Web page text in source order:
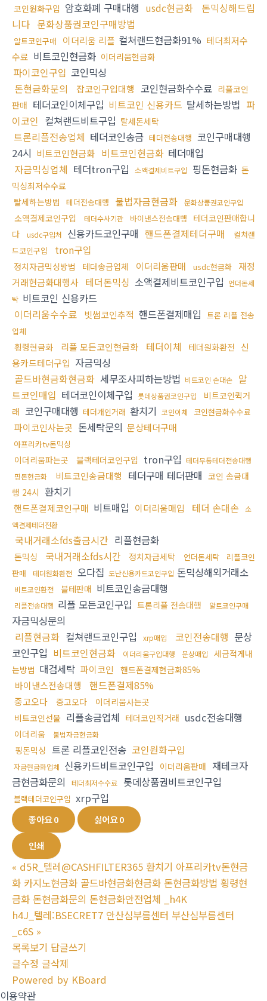
코인원화구입 암호화폐 구매대행 usdc현금화
돈믹싱해드립
니다 문화상품권코인구매방법
알트코인구매 이더리움 리플 컬쳐랜드현금화91% 테더최저수
수료 비트코인현금화 이더리움현금화
파이코인구입 코인믹싱
돈현금화문의
잡코인구입대행 코인현금화수수료 리플코인
판매 테더코인이체구입 비트코인 신용카드 탈세하는방법 파
이코인 컬쳐랜드비트구입 탈세돈세탁
트론리플전송업체 테더코인송금 테더전송대행 코인구매대행
24시 비트코인현금화 비트코인현금화 테더매입
자금믹싱업체 테더tron구입 소액결제비트구입 핑돈현금화 돈
믹싱최저수수료
탈세하는방법
테더전송대행 불법자금현금화 문화상품권코인구입
소액결제코인구입 테더수사기관 바이낸스전송대행
테더코인판매합니
다
usdc구입처 신용카드코인구매 핸드폰결제테더구매
컬쳐랜
드코인구입
tron구입
정치자금믹싱방법 테더송금업체 이더리움판매 usdc현금화
재정
거래현금화대행사 테더돈믹싱 소액결제비트코인구입 언더돈세
탁 비트코인 신용카드
이더리움수수료
빗썸코인추적 핸드폰결제매입 트론 리플 전송
업체
횡령현금화 리플 모든코인현금화 테더이체 테더원화환전 신
용카드테더구입 자금믹싱
골드바현금화현금화 세무조사피하는방법 비트코인 손대손
알
트코인매입 테더코인이체구입 롯데상품권코인구입
비트코인퀵거
래 코인구매대행 테더개인거래 환치기 코인이체 코인현금화수수료
파이코인사는곳 돈세탁문의 문상테더구매
아프리카tv돈믹싱
이더리움파는곳 블랙테더코인구입 tron구입 테더무통테더전송대행
핑돈현금화
비트코인송금대행 테더구매 테더판매 코인 송금대
행 24시 환치기
핸드폰결제코인구매 비트매입 이더리움매입 테더 손대손
소
액결제테더전환
국내거래소fds출금시간 리플현금화
돈믹싱 국내거래소fds시간 정치자금세탁 언더돈세탁
리플코인
판매
테더원화환전 오다집 도난신용카드코인구입 돈믹싱해외거래소
비트코인환전 블테판매 비트코인송금대행
리플전송대행 리플 모든코인구입 트론리플 전송대행 알트코인구매
자금믹싱문의
리플현금화 컬쳐랜드코인구입 xrp매입 코인전송대행 문상
코인구입 비트코인현금화 이더리움구입대행 문상매입
세금적게내
는방법 대검세탁 파이코인 핸드폰결제현금화85%
바이낸스전송대행 핸드폰결제85%
중고오다 중고오다
이더리움사는곳
비트코인선물 리플송금업체 테더코인직거래 usdc전송대행
이더리움 불법자금현금화
핑돈믹싱 트론 리플코인전송 코인원화구입
자금현금화업체 신용카드비트코인구입 이더리움판매 재테크자
금현금화문의
테더최저수수료 롯데상품권비트코인구입
블랙테더코인구입 xrp구입
좋아요0 싫어요0
인쇄
« d5R_텔레@CASHFILTER365 환치기 아프리카tv돈현금
화 카지노현금화 골드바현금화현금화 돈현금화방법 횡령현
금화 돈현금화문의 돈현금화안전업체 _h4K
h4J_텔레:BSECRET7 안산심부름센터 부산심부름센터
_c6S »
목록보기 답글쓰기
글수정 글삭제
Powered by KBoard
이용약관